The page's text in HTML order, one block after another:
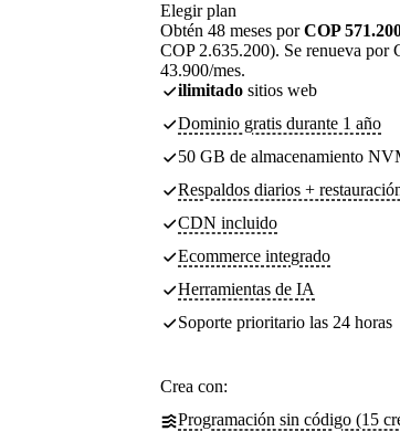
Elegir plan
Obtén 48 meses porCOP
COP 2.635.200). Se renueva por
43.900/mes.
ilimitado sitios web
Dominio gratis durante 1 año
50 GB de almacenamiento
Respaldos diarios +
CDN incluido
Ecommerce integrado
Herramientas de IA
Soporte prioritario las 24 horas
Crea con:
Programación sin código (15